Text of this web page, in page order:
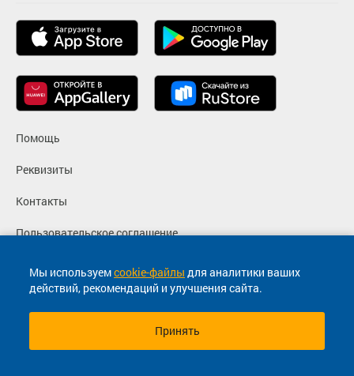
Мы используемcookie-файлы для аналитики ваших
действий, рекомендаций и улучшения сайта.
Принять
Помощь
Реквизиты
Контакты
Пользовательское соглашение
Политика конфиденциальности
Согласие на маркетинговые сообщения
© 2013-2026, ООО "Капитал"- Онлайн сервис продажи